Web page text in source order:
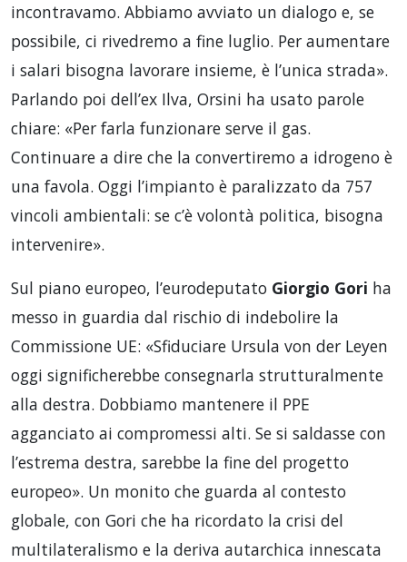
incontravamo. Abbiamo avviato un dialogo e, se
possibile, ci rivedremo a fine luglio. Per aumentare
i salari bisogna lavorare insieme, è l’unica strada».
Parlando poi dell’ex Ilva, Orsini ha usato parole
chiare: «Per farla funzionare serve il gas.
Continuare a dire che la convertiremo a idrogeno è
una favola. Oggi l’impianto è paralizzato da 757
vincoli ambientali: se c’è volontà politica, bisogna
intervenire».
Sul piano europeo, l’eurodeputato Giorgio Gori ha
messo in guardia dal rischio di indebolire la
Commissione UE: «Sfiduciare Ursula von der Leyen
oggi significherebbe consegnarla strutturalmente
alla destra. Dobbiamo mantenere il PPE
agganciato ai compromessi alti. Se si saldasse con
l’estrema destra, sarebbe la fine del progetto
europeo». Un monito che guarda al contesto
globale, con Gori che ha ricordato la crisi del
multilateralismo e la deriva autarchica innescata